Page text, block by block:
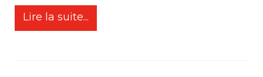
Lire la suite...